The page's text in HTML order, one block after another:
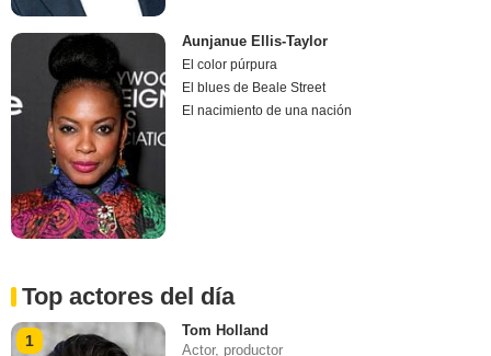
Aunjanue Ellis-Taylor
El color púrpura
El blues de Beale Street
El nacimiento de una nación
Top actores del día
1
Tom Holland
Actor, productor